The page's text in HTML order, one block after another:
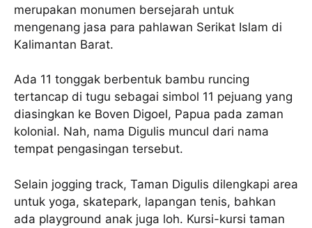
merupakan monumen bersejarah untuk
mengenang jasa para pahlawan Serikat Islam di
Kalimantan Barat.
Ada 11 tonggak berbentuk bambu runcing
tertancap di tugu sebagai simbol 11 pejuang yang
diasingkan ke Boven Digoel, Papua pada zaman
kolonial. Nah, nama Digulis muncul dari nama
tempat pengasingan tersebut.
Selain jogging track, Taman Digulis dilengkapi area
untuk yoga, skatepark, lapangan tenis, bahkan
ada playground anak juga loh. Kursi-kursi taman